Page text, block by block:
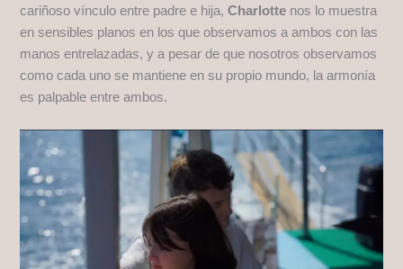
cariñoso vínculo entre padre e hija,Charlotte nos lo muestra
en sensibles planos en los que observamos a ambos con las
manos entrelazadas, y a pesar de que nosotros observamos
como cada uno se mantiene en su propio mundo, la armonía
es palpable entre ambos.